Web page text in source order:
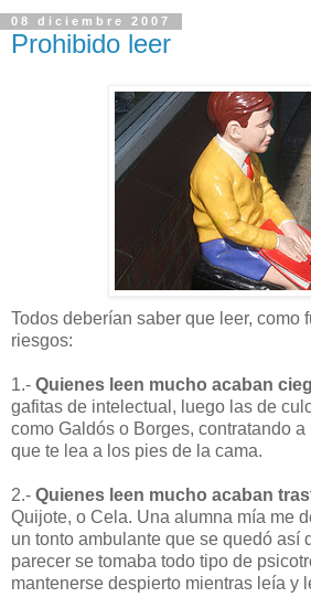
08 diciembre 2007
Prohibido leer
Todos deberían saber que leer, como
riesgos:
1.- Quienes leen mucho acaban
gafitas de intelectual, luego las de
como Galdós o Borges, contratando
que te lea a los pies de la cama.
2.- Quienes leen mucho acaban
Quijote, o Cela. Una alumna mía me
un tonto ambulante que se quedó así
parecer se tomaba todo tipo de
mantenerse despierto mientras leía y